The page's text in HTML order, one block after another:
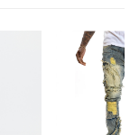
ネートに対応。
メンズワイドジー